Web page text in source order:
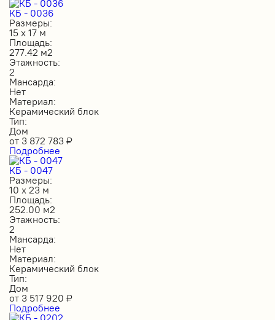
КБ - 0036
Размеры:
15 х 17 м
Площадь:
277.42 м2
Этажность:
2
Мансарда:
Нет
Материал:
Керамический блок
Тип:
Дом
от 3 872 783 ₽
Подробнее
КБ - 0047
Размеры:
10 х 23 м
Площадь:
252.00 м2
Этажность:
2
Мансарда:
Нет
Материал:
Керамический блок
Тип:
Дом
от 3 517 920 ₽
Подробнее